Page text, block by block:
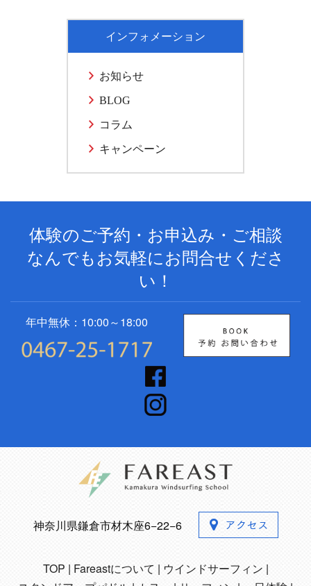
インフォメーション
お知らせ
BLOG
コラム
キャンペーン
体験のご予約・お申込み・ご相談
なんでもお気軽にお問合せくださ
い！
年中無休：10:00～18:00
神奈川県鎌倉市材木座6−22−6
TOP Fareastについて
ウインドサーフィン